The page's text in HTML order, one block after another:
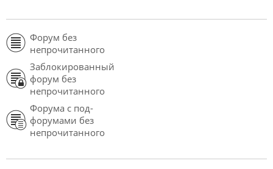
Форум без
непрочитанного
Заблокированный
форум без
непрочитанного
Форума с под-
форумами без
непрочитанного